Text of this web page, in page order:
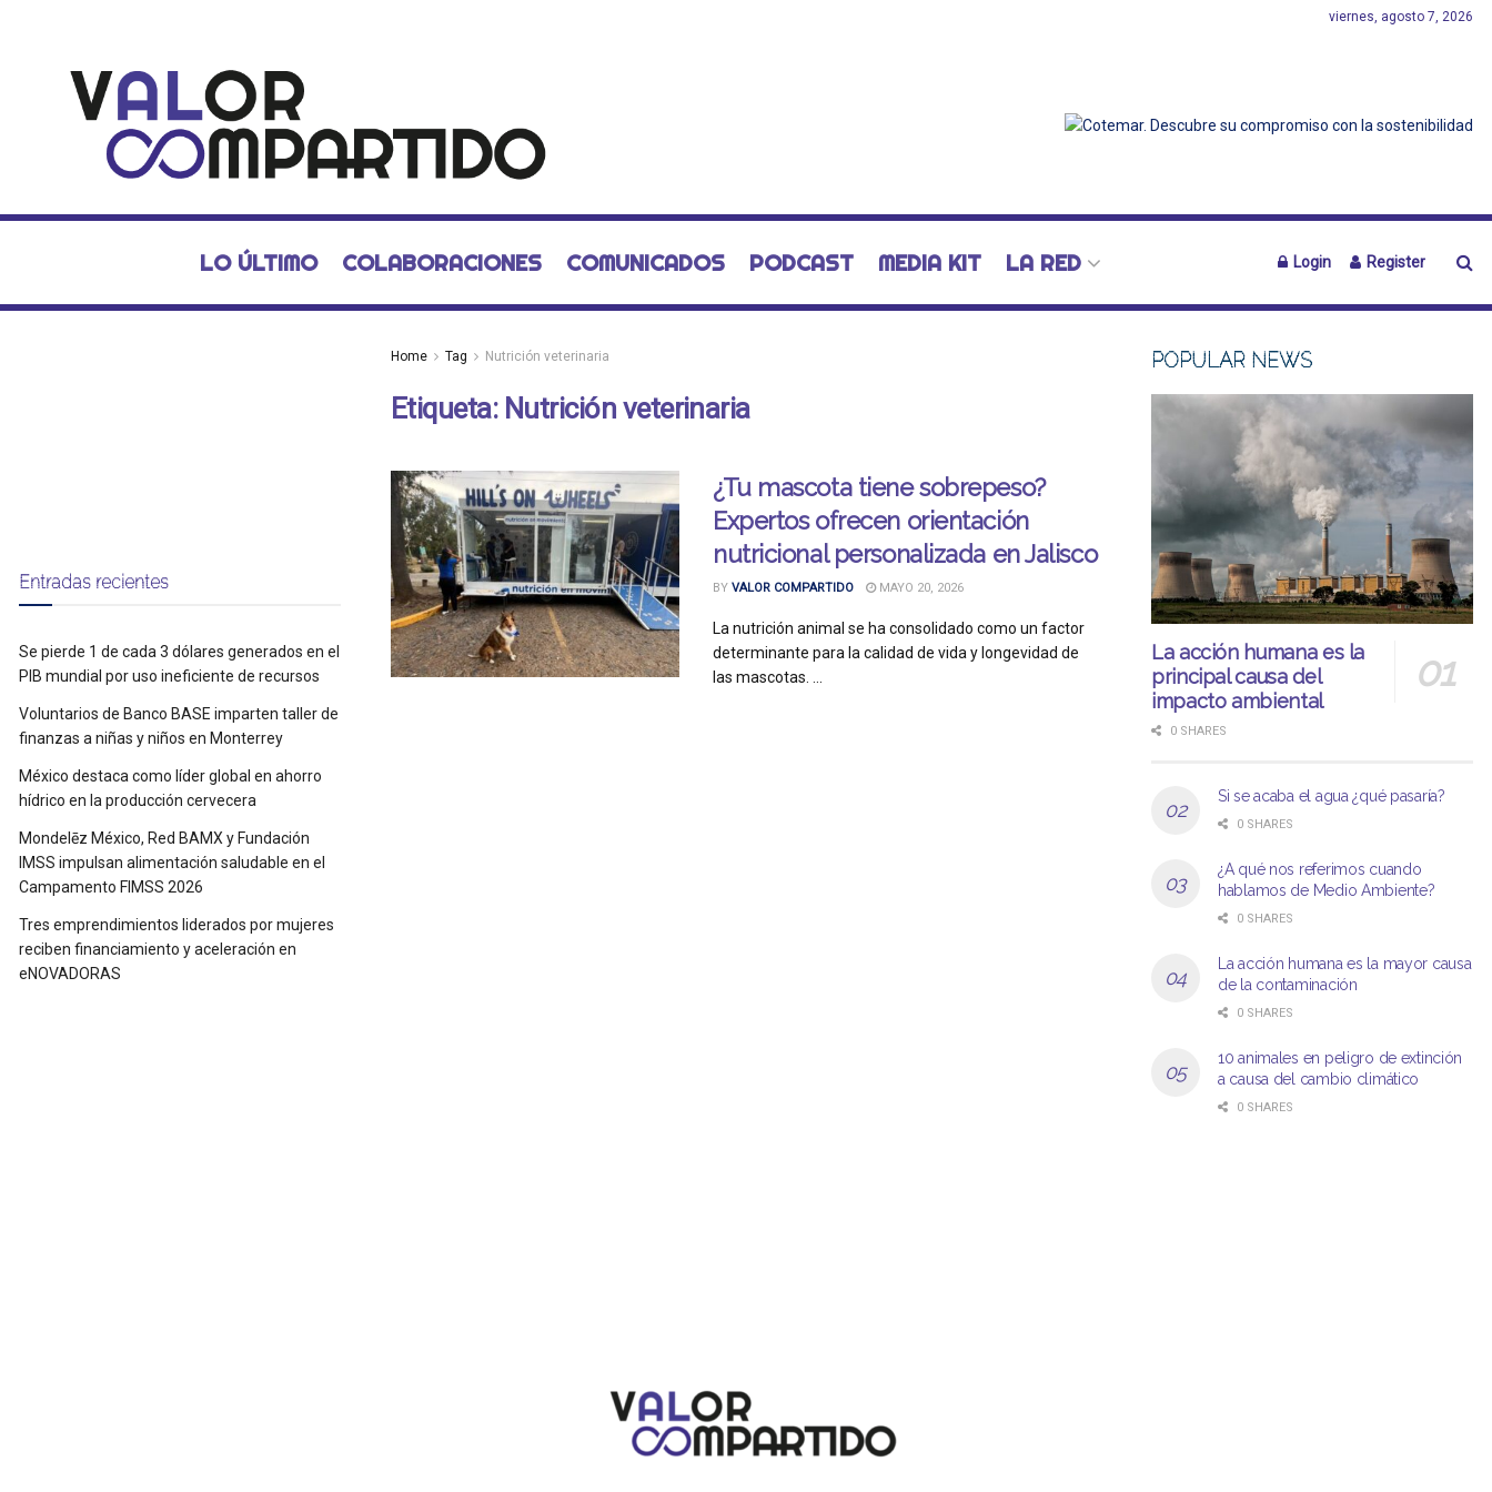
viernes, agosto 7, 2026
LO ÚLTIMO COLABORACIONES COMUNICADOS PODCAST MEDIA KIT LA RED Login Register
Home Tag Nutrición veterinaria
Etiqueta: Nutrición veterinaria
¿Tu mascota tiene sobrepeso?
Expertos ofrecen orientación
nutricional personalizada en Jalisco
BY VALOR COMPARTIDO MAYO 20, 2026
La nutrición animal se ha consolidado como un factor
determinante para la calidad de vida y longevidad de
las mascotas. ...
Entradas recientes
Se pierde 1 de cada 3 dólares generados en el
PIB mundial por uso ineficiente de recursos
Voluntarios de Banco BASE imparten taller de
finanzas a niñas y niños en Monterrey
México destaca como líder global en ahorro
hídrico en la producción cervecera
Mondelēz México, Red BAMX y Fundación
IMSS impulsan alimentación saludable en el
Campamento FIMSS 2026
Tres emprendimientos liderados por mujeres
reciben financiamiento y aceleración en
eNOVADORAS
POPULAR NEWS
La acción humana es la
principal causa del
impacto ambiental
0 SHARES
Si se acaba el agua ¿qué pasaría?
0 SHARES
¿A qué nos referimos cuando
hablamos de Medio Ambiente?
0 SHARES
La acción humana es la mayor causa
de la contaminación
0 SHARES
10 animales en peligro de extinción
a causa del cambio climático
0 SHARES